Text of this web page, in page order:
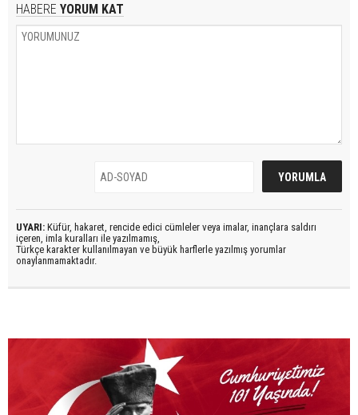
HABERE YORUM KAT
UYARI: Küfür, hakaret, rencide edici cümleler veya imalar, inançlara saldırı
içeren, imla kuralları ile yazılmamış,
Türkçe karakter kullanılmayan ve büyük harflerle yazılmış yorumlar
onaylanmamaktadır.